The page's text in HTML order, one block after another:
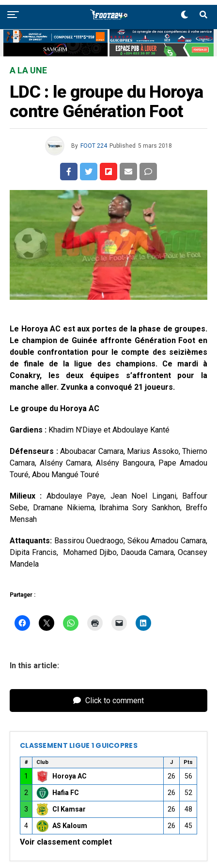
A LA UNE
LDC : le groupe du Horoya
contre Génération Foot
By FOOT 224 Published 5 mars 2018
Le Horoya AC est aux portes de la phase de groupes.
Le champion de Guinée affronte Génération Foot en
double confrontation pour le compte des seizièmes
de finale de la ligue des champions. Ce mardi à
Conakry, les deux équipes s’affrontent pour la
manche aller. Zvunka a convoqué 21 joueurs.
Le groupe du Horoya AC
Gardiens : Khadim N’Diaye et Abdoulaye Kanté
Défenseurs :Aboubacar Camara, Marius Assoko, Thierno
Camara, Alsény Camara, Alsény Bangoura, Pape Amadou
Touré, Abou Mangué Touré
Milieux : Abdoulaye Paye, Jean Noel Lingani, Baffour
Sebe, Dramane Nikiema, Ibrahima Sory Sankhon, Breffo
Mensah
Attaquants: Bassirou Ouedraogo, Sékou Amadou Camara,
Dipita Francis, Mohamed Djibo, Daouda Camara, Ocansey
Mandela
Partager :
In this article:
Click to comment
CLASSEMENT LIGUE 1 GUICOPRES
# Club J Pts
1 Horoya AC 26 56
2 Hafia FC 26 52
3 CI Kamsar 26 48
4 AS Kaloum 26 45
Voir classement complet